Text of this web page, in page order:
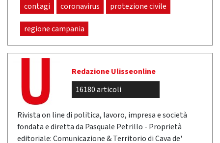
contagi coronavirus protezione civile
regione campania
Redazione Ulisseonline
16180 articoli
Rivista on line di politica, lavoro, impresa e società
fondata e diretta da Pasquale Petrillo - Proprietà
editoriale: Comunicazione & Territorio di Cava de'